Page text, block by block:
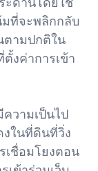
มที่จะพลิกกลับ
ตามปกติใน
งค่าการเข้า
วามเป็นไป
ในที่ดินที่วิ่ง
เชื่อมโยงตอน